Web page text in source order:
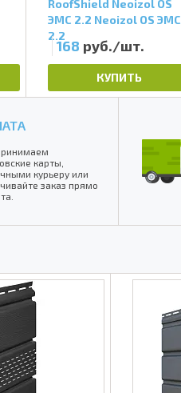
RoofShield Neoizol OS
ЭМС 2.2 Neoizol OS ЭМС
2.2
168 руб./шт.
КУПИТЬ
карты,
курьеру или
заказ прямо